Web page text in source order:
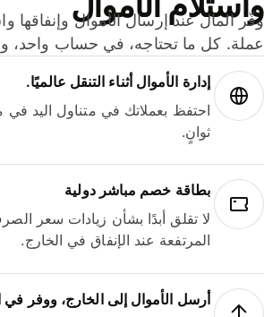
كل ما تحتاجه، في حساب واحد،
إدارة الأموال أثناء التنقل عالميًا.
احتفظ بعملاتك في متناول اليد في
ثوانٍ.
بطاقة خصم مباشر دولية
لا تقلق أبدًا بشأن زيادات سعر
المرتفعة عند الإنفاق في الخارج.
أرسل الأموال إلى الخارج، ووفر في